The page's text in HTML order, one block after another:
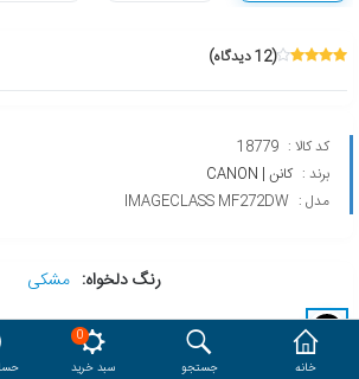
خانه جستجو
0
سبد خرید
(12 دیدگاه)
کد کالا :
برند : کانن | CANON
مدل :
رنگ دلخواه: مشکی